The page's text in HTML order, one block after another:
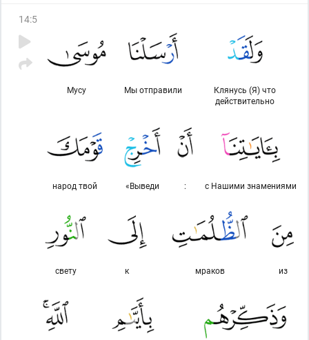
14:5
Клянусь (Я) что
действительно
Мы отправили
Мусу
с Нашими знамениями
:
«Выведи
народ твой
из
мраков
к
свету